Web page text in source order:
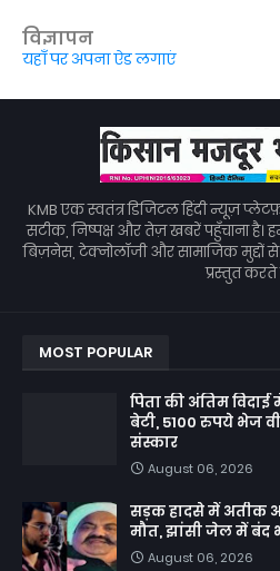
विज्ञापन
यहाँ पर अपना ऐड लगाएं
KMB एक स्वतंत्र डिजिटल हिंदी न्यूज़
सटीक, निष्पक्ष और तेज़ खबरें पहुँचाना है।
बिज़नेस, टेक्नोलॉजी और सामाजिक मुद्दों से
प्रस्तुत करते
MOST POPULAR
पिता की अंतिम
बेटी, 5100 रुपये भेज
संस्कार
August 06, 2026
सड़क हादसे में अतीक
मौत, झांसी जेल में बंद
August 06, 2026